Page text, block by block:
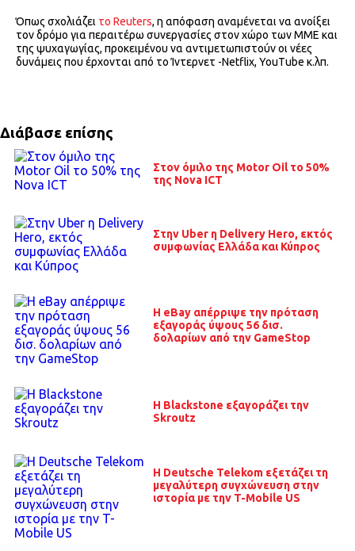
Όπως σχολιάζει το Reuters, η απόφαση αναμένεται να ανοίξει
τον δρόμο για περαιτέρω συνεργασίες στον χώρο των ΜΜΕ και
της ψυχαγωγίας, προκειμένου να αντιμετωπιστούν οι νέες
δυνάμεις που έρχονται από το Ίντερνετ -Netflix, YouTube κ.λπ.
Διάβασε επίσης
Στον όμιλο της Motor Oil το 50%
της Nova ICT
Στην Uber η Delivery Hero, εκτός
συμφωνίας Ελλάδα και Κύπρος
H eBay απέρριψε την πρόταση
εξαγοράς ύψους 56 δισ.
δολαρίων από την GameStop
Η Blackstone εξαγοράζει την
Skroutz
Η Deutsche Telekom εξετάζει τη
μεγαλύτερη συγχώνευση στην
ιστορία με την T-Mobile US